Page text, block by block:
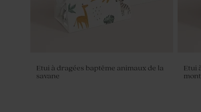
Etui à dragées baptême animaux de la
savane
Etui